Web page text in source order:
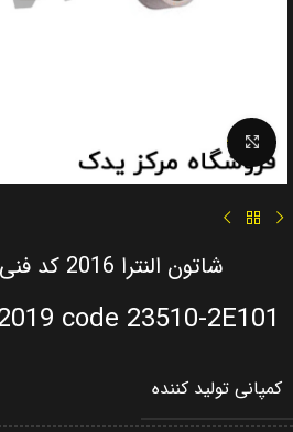
Click to enlarge
شاتون النترا 2016 کد فنی 235102E101
code 23510-2E101
کمپانی تولید کننده